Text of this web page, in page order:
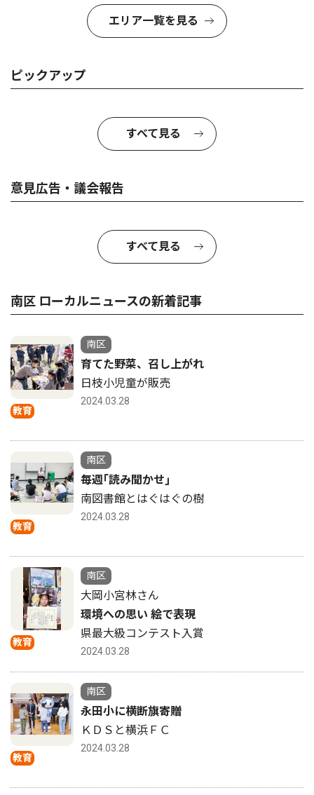
エリア一覧を見る
ピックアップ
すべて見る
意見広告・議会報告
すべて見る
南区 ローカルニュースの新着記事
教育
南区
育てた野菜、召し上がれ
日枝小児童が販売
2024.03.28
教育
南区
毎週｢読み聞かせ｣
南図書館とはぐはぐの樹
2024.03.28
教育
南区
大岡小宮林さん
環境への思い 絵で表現
県最大級コンテスト入賞
2024.03.28
教育
南区
永田小に横断旗寄贈
ＫＤＳと横浜ＦＣ
2024.03.28